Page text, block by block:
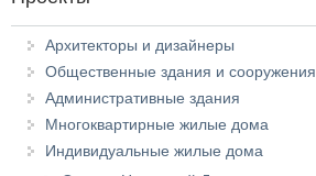
Архитекторы и дизайнеры
Общественные здания и сооружения
Административные здания
Многоквартирные жилые дома
Индивидуальные жилые дома